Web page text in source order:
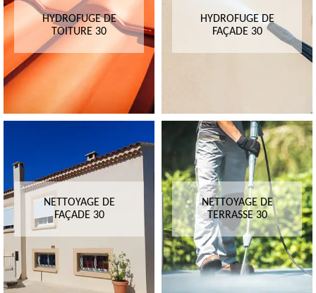
HYDROFUGE DE
TOITURE 30
HYDROFUGE DE
FAÇADE 30
NETTOYAGE DE
FAÇADE 30
NETTOYAGE DE
TERRASSE 30